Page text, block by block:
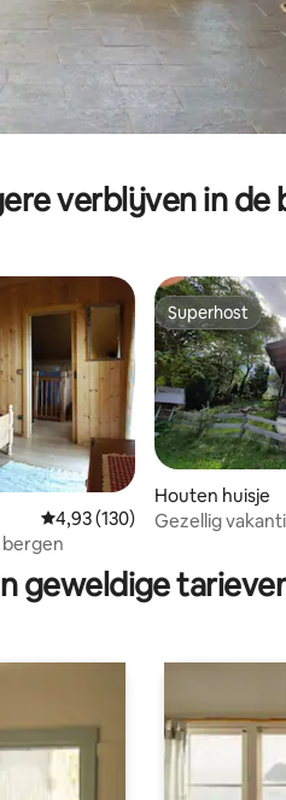
verblijven in de
3 recensies
Gemiddelde beoordeling van
4,93 (130)
bergen
Superhost
Superhost
Houten huisje
Gezellig
geweldige